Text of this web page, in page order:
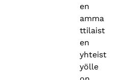
en
amma
ttilaist
en
yhteist
yölle